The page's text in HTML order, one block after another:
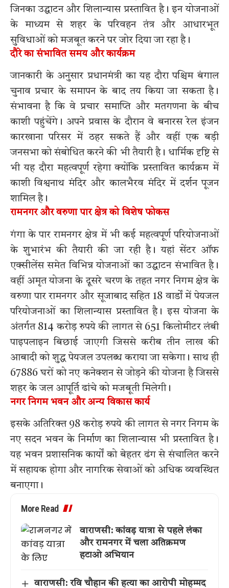
जिनका उद्घाटन और शिलान्यास प्रस्तावित है। इन योजनाओं
के माध्यम से शहर के परिवहन तंत्र और आधारभूत
सुविधाओं को मजबूत करने पर जोर दिया जा रहा है।
दौरे का संभावित समय और कार्यक्रम
जानकारी के अनुसार प्रधानमंत्री का यह दौरा पश्चिम बंगाल
चुनाव प्रचार के समापन के बाद तय किया जा सकता है।
संभावना है कि वे प्रचार समाप्ति और मतगणना के बीच
काशी पहुंचेंगे। अपने प्रवास के दौरान वे बनारस रेल इंजन
कारखाना परिसर में ठहर सकते हैं और वहीं एक बड़ी
जनसभा को संबोधित करने की भी तैयारी है। धार्मिक दृष्टि से
भी यह दौरा महत्वपूर्ण रहेगा क्योंकि प्रस्तावित कार्यक्रम में
काशी विश्वनाथ मंदिर और कालभैरव मंदिर में दर्शन पूजन
शामिल है।
रामनगर और वरुणा पार क्षेत्र को विशेष फोकस
गंगा के पार रामनगर क्षेत्र में भी कई महत्वपूर्ण परियोजनाओं
के शुभारंभ की तैयारी की जा रही है। यहां सेंटर ऑफ
एक्सीलेंस समेत विभिन्न योजनाओं का उद्घाटन संभावित है।
वहीं अमृत योजना के दूसरे चरण के तहत नगर निगम क्षेत्र के
वरुणा पार रामनगर और सूजाबाद सहित 18 वार्डों में पेयजल
परियोजनाओं का शिलान्यास प्रस्तावित है। इस योजना के
अंतर्गत 814 करोड़ रुपये की लागत से 651 किलोमीटर लंबी
पाइपलाइन बिछाई जाएगी जिससे करीब तीन लाख की
आबादी को शुद्ध पेयजल उपलब्ध कराया जा सकेगा। साथ ही
67886 घरों को नए कनेक्शन से जोड़ने की योजना है जिससे
शहर के जल आपूर्ति ढांचे को मजबूती मिलेगी।
नगर निगम भवन और अन्य विकास कार्य
इसके अतिरिक्त 98 करोड़ रुपये की लागत से नगर निगम के
नए सदन भवन के निर्माण का शिलान्यास भी प्रस्तावित है।
यह भवन प्रशासनिक कार्यों को बेहतर ढंग से संचालित करने
में सहायक होगा और नागरिक सेवाओं को अधिक व्यवस्थित
बनाएगा।
More Read
वाराणसी: कांवड़ यात्रा से पहले लंका
और रामनगर में चला अतिक्रमण
हटाओ अभियान
वाराणसी: रवि चौहान की हत्या का आरोपी मोहम्मद